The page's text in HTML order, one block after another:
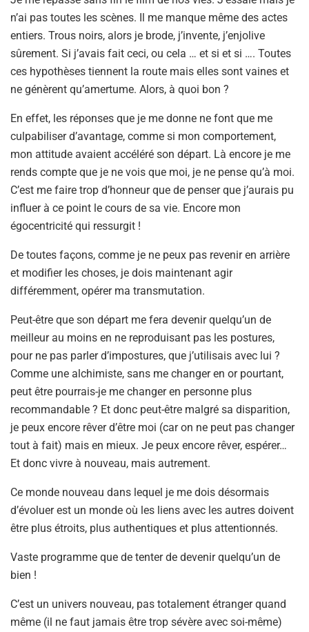
n’ai pas toutes les scènes. Il me manque même des actes
entiers. Trous noirs, alors je brode, j’invente, j’enjolive
sûrement. Si j’avais fait ceci, ou cela … et si et si …. Toutes
ces hypothèses tiennent la route mais elles sont vaines et
ne génèrent qu’amertume. Alors, à quoi bon ?
En effet, les réponses que je me donne ne font que me
culpabiliser d’avantage, comme si mon comportement,
mon attitude avaient accéléré son départ. Là encore je me
rends compte que je ne vois que moi, je ne pense qu’à moi.
C’est me faire trop d’honneur que de penser que j’aurais pu
influer à ce point le cours de sa vie. Encore mon
égocentricité qui ressurgit !
De toutes façons, comme je ne peux pas revenir en arrière
et modifier les choses, je dois maintenant agir
différemment, opérer ma transmutation.
Peut-être que son départ me fera devenir quelqu’un de
meilleur au moins en ne reproduisant pas les postures,
pour ne pas parler d’impostures, que j’utilisais avec lui ?
Comme une alchimiste, sans me changer en or pourtant,
peut être pourrais-je me changer en personne plus
recommandable ? Et donc peut-être malgré sa disparition,
je peux encore rêver d’être moi (car on ne peut pas changer
tout à fait) mais en mieux. Je peux encore rêver, espérer…
Et donc vivre à nouveau, mais autrement.
Ce monde nouveau dans lequel je me dois désormais
d’évoluer est un monde où les liens avec les autres doivent
être plus étroits, plus authentiques et plus attentionnés.
Vaste programme que de tenter de devenir quelqu’un de
bien !
C’est un univers nouveau, pas totalement étranger quand
même (il ne faut jamais être trop sévère avec soi-même)